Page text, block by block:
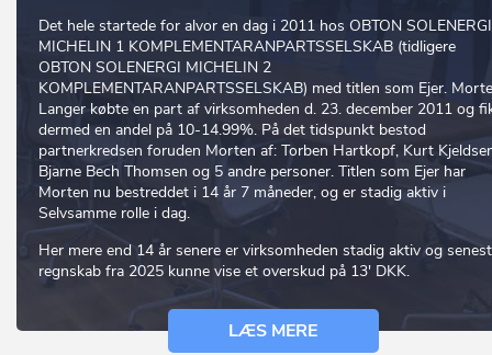
Det hele startede for alvor en dag i 2011 hos OBTON SOLENERGI
MICHELIN 1 KOMPLEMENTARANPARTSSELSKAB (tidligere
OBTON SOLENERGI MICHELIN 2
KOMPLEMENTARANPARTSSELSKAB) med titlen som Ejer.
Langer købte en part af virksomheden d. 23. december 2011 og
dermed en andel på 10-14.99%. På det tidspunkt bestod
partnerkredsen foruden Morten af: Torben Hartkopf, Kurt
Bjarne Bech Thomsen og 5 andre personer. Titlen som Ejer har
Morten nu bestreddet i 14 år 7 måneder, og er stadig aktiv i
Selvsamme rolle i dag.
Her mere end 14 år senere er virksomheden stadig aktiv og
regnskab fra 2025 kunne vise et overskud på 13' DKK.
LÆS MERE